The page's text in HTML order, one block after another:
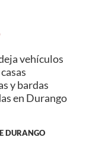
vehículos
y bardas
en Durango
DURANGO